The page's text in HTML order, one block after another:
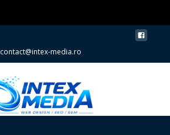
contact@intex-media.ro